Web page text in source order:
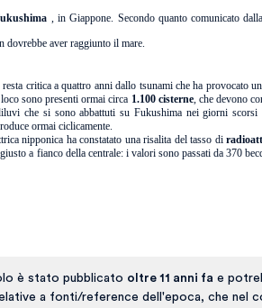
, in Giappone. Secondo quanto comunicato
dovrebbe aver raggiunto il mare.
critica a quattro anni dallo tsunami che ha provocato
sono presenti ormai circa 1.100 cisterne, che devono
che si sono abbattuti su Fukushima nei giorni scorsi
ormai ciclicamente.
nipponica ha constatato una risalita del tasso di
a fianco della centrale: i valori sono passati da 370
è stato pubblicato oltre 11 anni fa e
a fonti/reference dell'epoca, che nel